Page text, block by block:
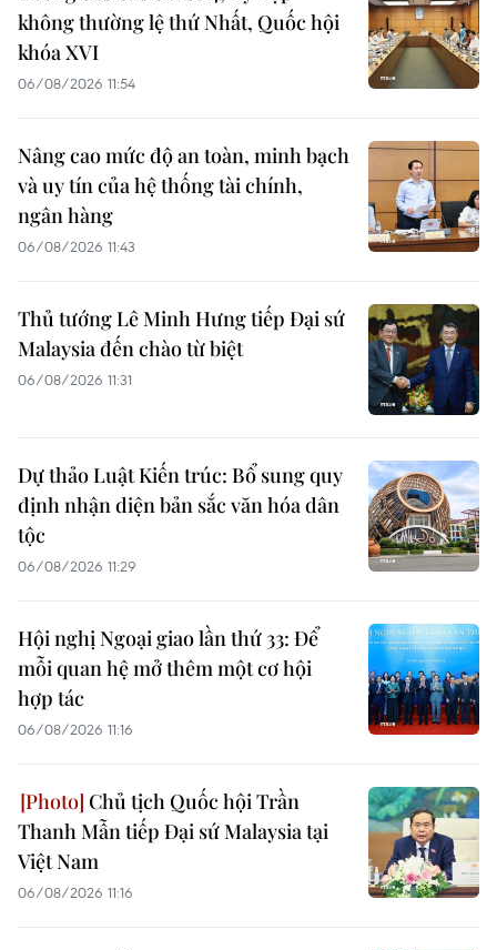
không thường lệ thứ Nhất, Quốc hội
khóa XVI
06/08/2026 11:54
Nâng cao mức độ an toàn, minh bạch
và uy tín của hệ thống tài chính,
ngân hàng
06/08/2026 11:43
Thủ tướng Lê Minh Hưng tiếp Đại sứ
Malaysia đến chào từ biệt
06/08/2026 11:31
Dự thảo Luật Kiến trúc: Bổ sung quy
định nhận diện bản sắc văn hóa dân
tộc
06/08/2026 11:29
Hội nghị Ngoại giao lần thứ 33: Để
mỗi quan hệ mở thêm một cơ hội
hợp tác
06/08/2026 11:16
Chủ tịch Quốc hội Trần
Thanh Mẫn tiếp Đại sứ Malaysia tại
Việt Nam
06/08/2026 11:16